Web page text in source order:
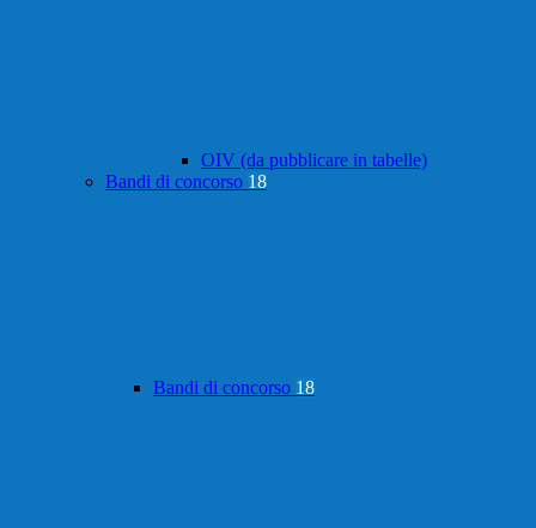
OIV (da pubblicare in tabelle)
Bandi di concorso 18
Bandi di concorso 18